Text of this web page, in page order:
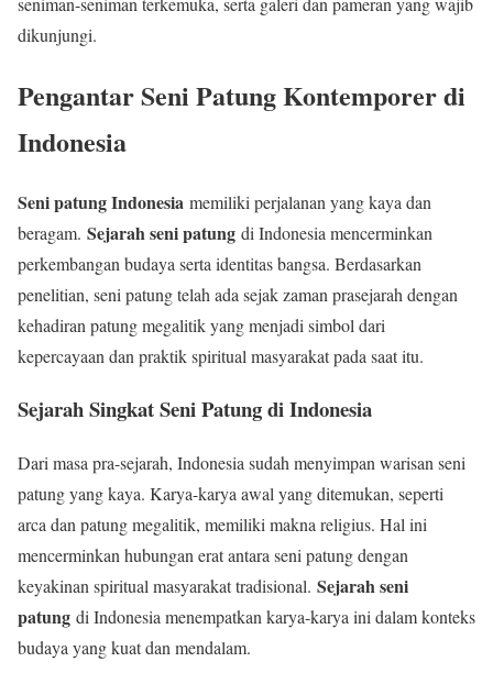
dikunjungi.
Pengantar Seni Patung Kontemporer di
Indonesia
Seni patung Indonesia memiliki perjalanan yang kaya dan
beragam. Sejarah seni patung di Indonesia mencerminkan
perkembangan budaya serta identitas bangsa. Berdasarkan
penelitian, seni patung telah ada sejak zaman prasejarah dengan
kehadiran patung megalitik yang menjadi simbol dari
kepercayaan dan praktik spiritual masyarakat pada saat itu.
Sejarah Singkat Seni Patung di Indonesia
Dari masa pra-sejarah, Indonesia sudah menyimpan warisan seni
patung yang kaya. Karya-karya awal yang ditemukan, seperti
arca dan patung megalitik, memiliki makna religius. Hal ini
mencerminkan hubungan erat antara seni patung dengan
keyakinan spiritual masyarakat tradisional. Sejarah seni
patung di Indonesia menempatkan karya-karya ini dalam konteks
budaya yang kuat dan mendalam.